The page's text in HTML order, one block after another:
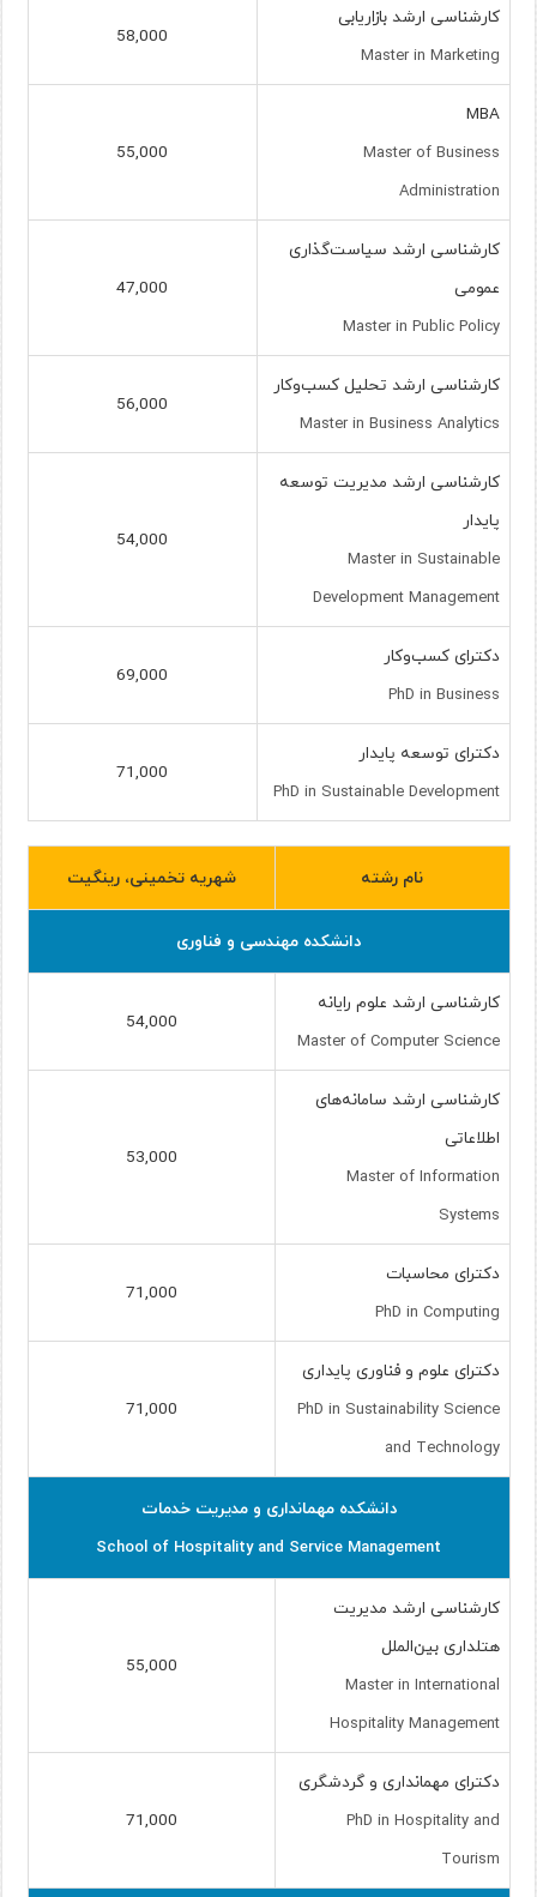
کارشناسی ارشد بازاریابی
Master in Marketing
58,000
MBA
Master of Business
Administration
55,000
کارشناسی ارشد سیاست‌گذاری
عمومی
Master in Public Policy
47,000
کارشناسی ارشد تحلیل کسب‌وکار
Master in Business Analytics
56,000
کارشناسی ارشد مدیریت توسعه
پایدار
Master in Sustainable
Development Management
54,000
دکترای کسب‌وکار
PhD in Business
69,000
دکترای توسعه پایدار
PhD in Sustainable Development
71,000
نام رشته شهریه تخمینی، رینگیت
دانشکده مهندسی و فناوری
کارشناسی ارشد علوم رایانه
Master of Computer Science
54,000
کارشناسی ارشد سامانه‌های
اطلاعاتی
Master of Information
Systems
53,000
دکترای محاسبات
PhD in Computing
71,000
دکترای علوم و فناوری پایداری
PhD in Sustainability Science
and Technology
71,000
دانشکده مهمانداری و مدیریت خدمات
School of Hospitality and Service Management
کارشناسی ارشد مدیریت
هتلداری بین‌الملل
Master in International
Hospitality Management
55,000
دکترای مهمانداری و گردشگری
PhD in Hospitality and
Tourism
71,000